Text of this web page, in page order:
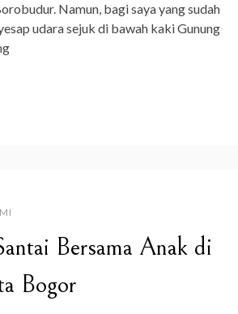
Namun, bagi saya yang sudah
udara sejuk di bawah kaki Gunung
Bersama Anak di
Bogor